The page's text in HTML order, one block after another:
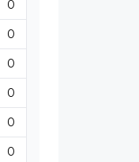
0
0
0
0
0
0